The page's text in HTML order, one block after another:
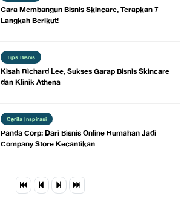
Cara Membangun Bisnis Skincare, Terapkan 7
Langkah Berikut!
Tips Bisnis
Kisah Richard Lee, Sukses Garap Bisnis Skincare
dan Klinik Athena
Cerita Inspirasi
​Panda Corp: Dari Bisnis Online Rumahan Jadi
Company Store Kecantikan